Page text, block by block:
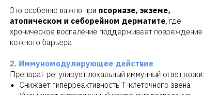
Это особенно важно при псориазе, экземе,
атопическом и себорейном дерматите, где
хроническое воспаление поддерживает повреждение
кожного барьера.
2. Иммуномодулирующее действие
Препарат регулирует локальный иммунный ответ кожи:
Снижает гиперреактивность Т-клеточного звена